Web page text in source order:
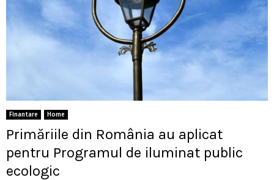
Finantare Home
Primăriile din România au aplicat
pentru Programul de iluminat public
ecologic